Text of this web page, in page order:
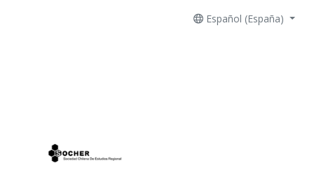
Español (España)